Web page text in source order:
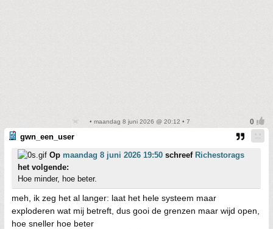
• maandag 8 juni 2026 @ 20:12 • 7
gwn_een_user
Op maandag 8 juni 2026 19:50 schreef Richestorags
het volgende:
Hoe minder, hoe beter.
meh, ik zeg het al langer: laat het hele systeem maar
exploderen wat mij betreft, dus gooi de grenzen maar wijd open,
hoe sneller hoe beter